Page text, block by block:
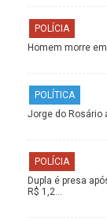
POLÍCIA
Homem morre
POLÍTICA
Jorge do Rosário
POLÍCIA
Dupla é presa
R$ 1,2…